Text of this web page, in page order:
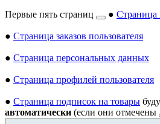
Первые пять страниц
● Страница
● Страница заказов пользователя
● Страница персональных данных
● Страница профилей пользователя
● Страница подписок на товары
автоматически (если они отмечены